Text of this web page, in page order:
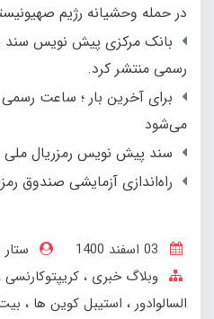
در حمله وحشیانه رژیم
بانک مرکزی پیش نویس سند
رسمی منتشر کرد.
برای آخرین بار ؛ ساعت
می‌شود
سند پیش نویس رمزریال
راه‌اندازی آزمایشی صندوق
وبلاگ خبری
کریپتوکارنسی
السالوادور
استیبل کوین ها